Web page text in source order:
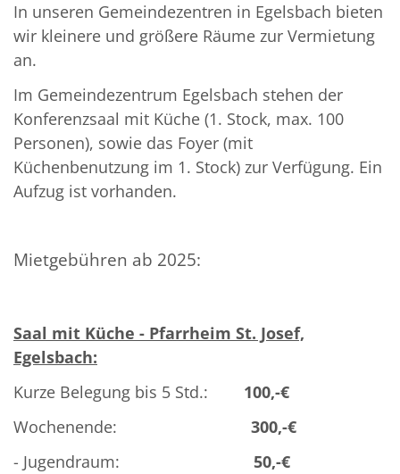
In unseren Gemeindezentren in Egelsbach bieten
wir kleinere und größere Räume zur Vermietung
an.
Im Gemeindezentrum Egelsbach stehen der
Konferenzsaal mit Küche (1. Stock, max. 100
Personen), sowie das Foyer (mit
Küchenbenutzung im 1. Stock) zur Verfügung. Ein
Aufzug ist vorhanden.
Mietgebühren ab 2025:
Saal mit Küche - Pfarrheim St. Josef,
Egelsbach:
Kurze Belegung bis 5 Std.: 100,-€
Wochenende: 300,-€
- Jugendraum: 50,-€